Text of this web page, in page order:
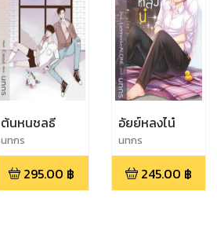
ต้นหนชลธี
นทกร
295.00 ฿
อัยย์หลงไน๋
นทกร
245.00 ฿